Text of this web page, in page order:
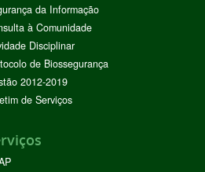
da Informação
à Comunidade
Disciplinar
de Biossegurança
2012-2019
de Serviços